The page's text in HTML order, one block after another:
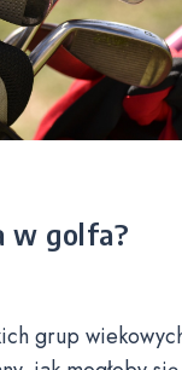
w golfa?
grup